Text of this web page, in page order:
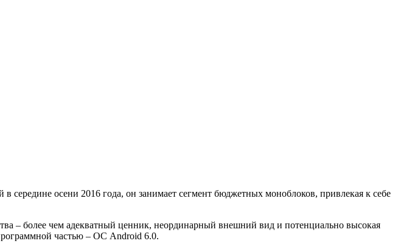
осени 2016 года, он занимает сегмент бюджетных моноблоков, привлекая к себе
– более чем адекватный ценник, неординарный внешний вид и потенциально высокая
частью – ОС Android 6.0.